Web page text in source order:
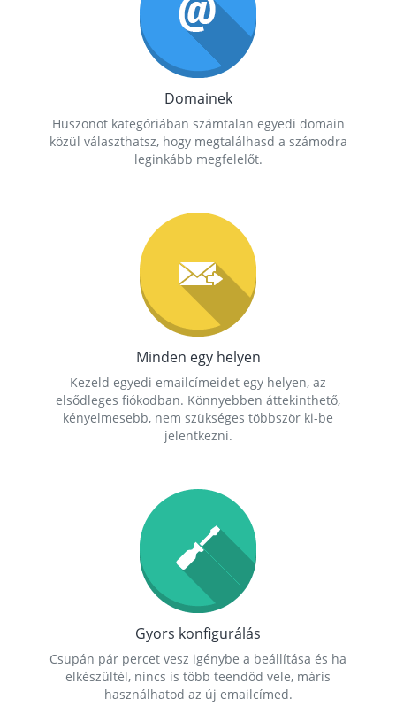
Domainek
Huszonöt kategóriában számtalan egyedi domain
közül választhatsz, hogy megtalálhasd a számodra
leginkább megfelelőt.
Minden egy helyen
Kezeld egyedi emailcímeidet egy helyen, az
elsődleges fiókodban. Könnyebben áttekinthető,
kényelmesebb, nem szükséges többször ki-be
jelentkezni.
Gyors konfigurálás
Csupán pár percet vesz igénybe a beállítása és ha
elkészültél, nincs is több teendőd vele, máris
használhatod az új emailcímed.